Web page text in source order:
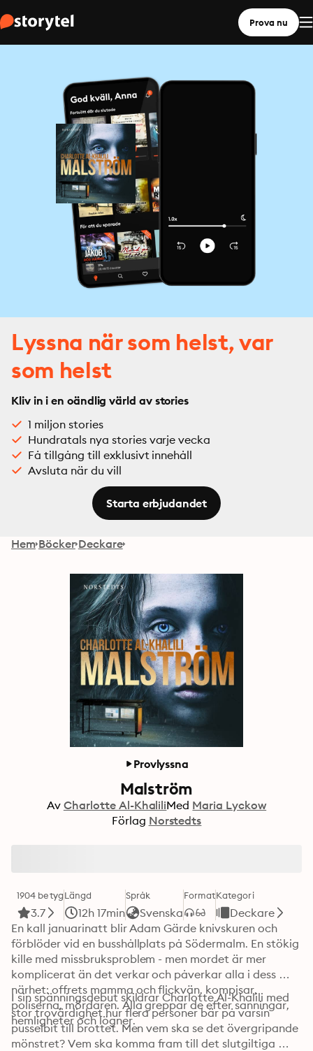
Prova nu
Lyssna när som helst, var
som helst
Kliv in i en oändlig värld av stories
1 miljon stories
Hundratals nya stories varje vecka
Få tillgång till exklusivt innehåll
Avsluta när du vill
Starta erbjudandet
Hem Böcker Deckare
Provlyssna
Malström
Av Charlotte Al-KhaliliMed Maria Lyckow
Förlag Norstedts
1904 betyg
3.7
Längd
12h 17min
Språk
Svenska
FormatKategori
Deckare
En kall januarinatt blir Adam Gärde knivskuren och
förblöder vid en busshållplats på Södermalm. En stökig
kille med missbruksproblem - men mordet är mer
komplicerat än det verkar och påverkar alla i dess
närhet: offrets mamma och flickvän, kompisar,
poliserna, mördaren. Alla greppar de efter sanningar,
hemligheter och lögner.
I sin spänningsdebut skildrar Charlotte Al-Khalili med
stor trovärdighet hur flera personer bär på varsin
pusselbit till brottet. Men vem ska se det övergripande
mönstret? Vem ska komma fram till det slutgiltiga